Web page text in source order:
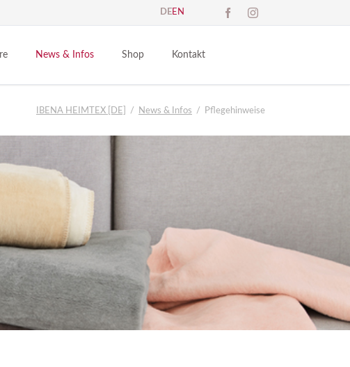
DEEN
News & Infos
FAQ - Glossar
Downloads
Shop
Endverbraucher
Kontakt
Anfahrt
IBENA HEIMTEX [DE] News & Infos Pflegehinweise